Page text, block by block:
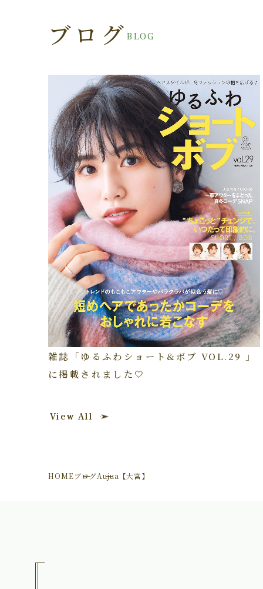
BLOG
ブログ
雑誌「ゆるふわショート&ボブ VOL.29 」
に掲載されました🤍
View All
HOMEブログAujua【大宮】